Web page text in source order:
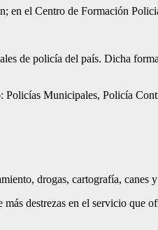
en el Centro de Formación
de policía del país. Dicha
Policías Municipales, Policía
drogas, cartografía, canes
destrezas en el servicio que